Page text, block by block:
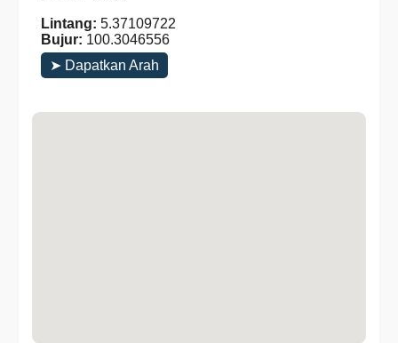
Lintang: 5.37109722
Bujur: 100.3046556
➤ Dapatkan Arah